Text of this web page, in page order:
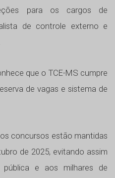
para os cargos de
de controle externo e
que o TCE-MS cumpre
de vagas e sistema de
concursos estão mantidas
de 2025, evitando assim
pública e aos milhares de